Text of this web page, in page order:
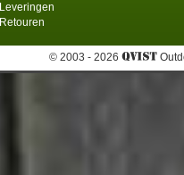
Leveringen
Retouren
© 2003 - 2026